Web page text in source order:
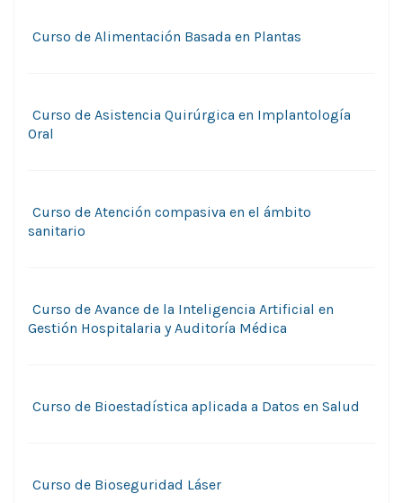
Curso de Alimentación Basada en Plantas
Curso de Asistencia Quirúrgica en Implantología
Oral
Curso de Atención compasiva en el ámbito
sanitario
Curso de Avance de la Inteligencia Artificial en
Gestión Hospitalaria y Auditoría Médica
Curso de Bioestadística aplicada a Datos en Salud
Curso de Bioseguridad Láser